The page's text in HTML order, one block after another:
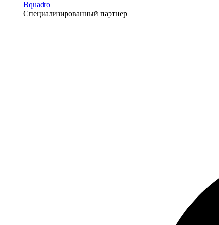
Bquadro
Специализированный партнер